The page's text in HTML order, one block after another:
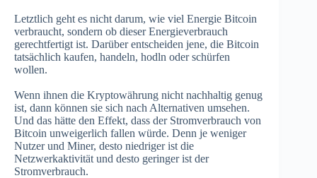
Letztlich geht es nicht darum, wie viel Energie Bitcoin
verbraucht, sondern ob dieser Energieverbrauch
gerechtfertigt ist. Darüber entscheiden jene, die Bitcoin
tatsächlich kaufen, handeln, hodln oder schürfen
wollen.
Wenn ihnen die Kryptowährung nicht nachhaltig genug
ist, dann können sie sich nach Alternativen umsehen.
Und das hätte den Effekt, dass der Stromverbrauch von
Bitcoin unweigerlich fallen würde. Denn je weniger
Nutzer und Miner, desto niedriger ist die
Netzwerkaktivität und desto geringer ist der
Stromverbrauch.